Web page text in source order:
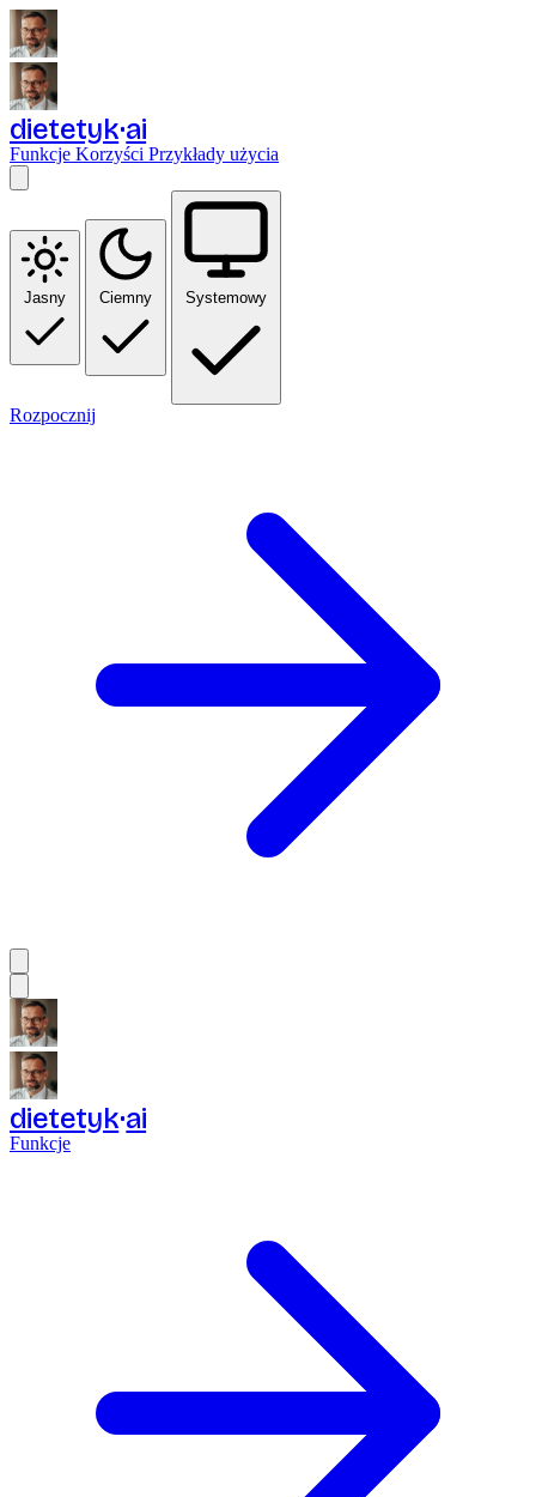
dietetyk ai
Funkcje Korzyści Przykłady użycia
Jasny Ciemny Systemowy
Rozpocznij
dietetyk ai
Funkcje